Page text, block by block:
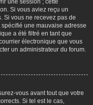
une session ; cette
Si vous aviez reçu un
Si vous ne recevez pas de
une mauvaise adresse
a été filtré en tant que
électronique que vous
un administrateur du forum.
vous avant tout que votre
Si tel est le cas,